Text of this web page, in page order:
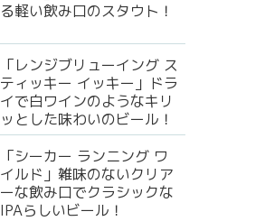
る軽い飲み口のスタウト！
「レンジブリューイング ス
ティッキー イッキー」ドラ
イで白ワインのようなキリ
ッとした味わいのビール！
「シーカー ランニング ワ
イルド」雑味のないクリア
ーな飲み口でクラシックな
IPAらしいビール！